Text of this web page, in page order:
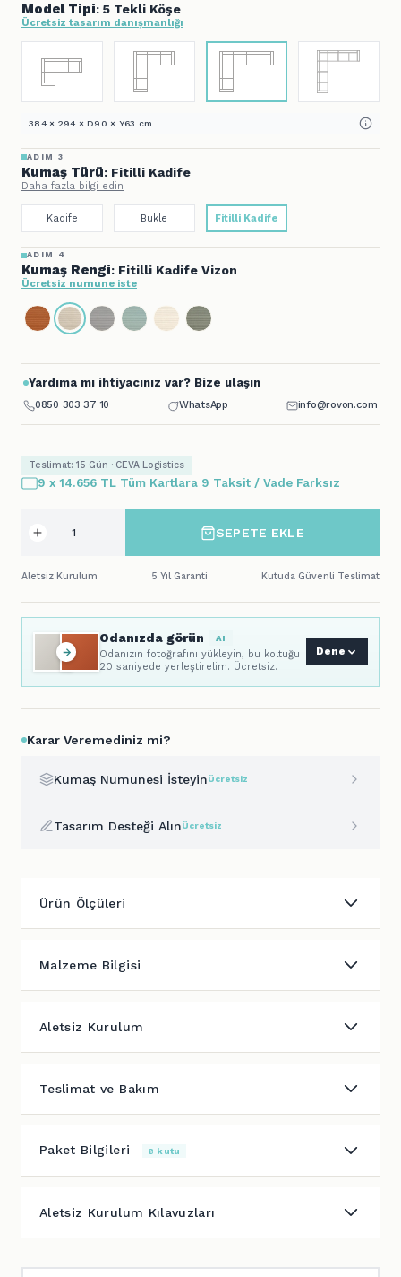
Model Tipi: 5 Tekli Köşe
Ücretsiz tasarım danışmanlığı
384 × 294 × D90 × Y63 cm
ADIM 3
Kumaş Türü: Fitilli Kadife
Daha fazla bilgi edin
Kadife Bukle Fitilli Kadife
ADIM 4
Kumaş Rengi: Fitilli Kadife Vizon
Ücretsiz numune iste
Yardıma mı ihtiyacınız var? Bize ulaşın
0850 303 37 10 WhatsApp info@rovon.com
Teslimat: 15 Gün · CEVA Logistics
9 x 14.656 TL Tüm Kartlara 9 Taksit / Vade Farksız
SEPETE EKLE
Aletsiz Kurulum 5 Yıl Garanti Kutuda Güvenli Teslimat
Odanızda görün AI
Odanızın fotoğrafını yükleyin, bu koltuğu
20 saniyede yerleştirelim. Ücretsiz.
Dene
Karar Veremediniz mi?
Kumaş Numunesi İsteyinÜcretsiz
Tasarım Desteği AlınÜcretsiz
Ürün Ölçüleri
Malzeme Bilgisi
Aletsiz Kurulum
Teslimat ve Bakım
Paket Bilgileri 8 kutu
Aletsiz Kurulum Kılavuzları